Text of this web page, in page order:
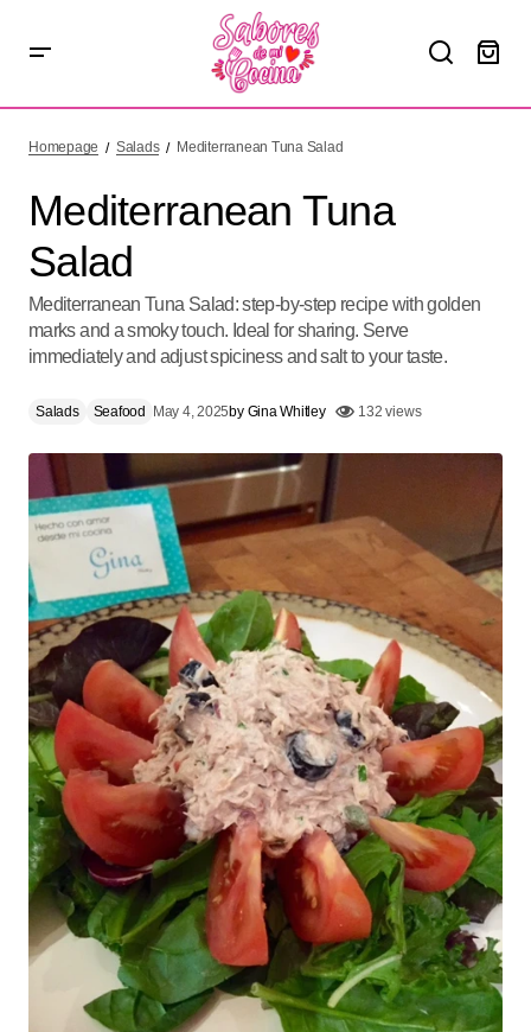
Homepage Salads Mediterranean Tuna Salad
Mediterranean Tuna
Salad
Mediterranean Tuna Salad: step-by-step recipe with golden
marks and a smoky touch. Ideal for sharing. Serve
immediately and adjust spiciness and salt to your taste.
Salads Seafood May 4, 2025by Gina Whitley 132 views